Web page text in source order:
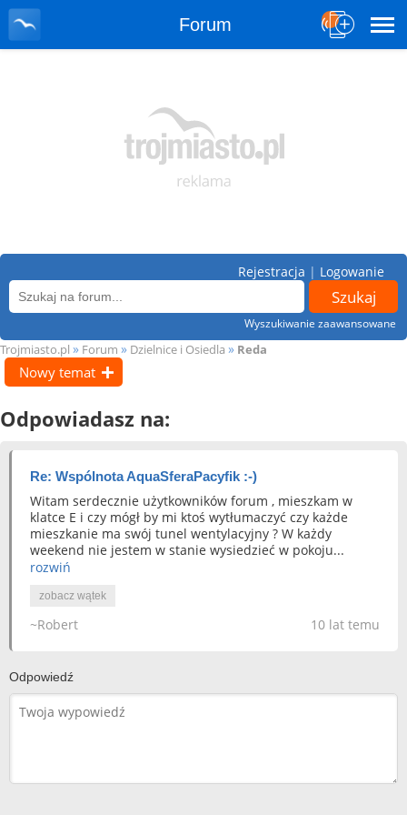
Forum
Wyszukiwanie zaawansowane
Rejestracja | Logowanie
Trojmiasto.pl » Forum » Dzielnice i Osiedla » Reda
Nowy temat
Odpowiadasz na:
Re: Wspólnota AquaSferaPacyfik :-)
Witam serdecznie użytkowników forum , mieszkam w
klatce E i czy mógł by mi ktoś wytłumaczyć czy każde
mieszkanie ma swój tunel wentylacyjny ? W każdy
weekend nie jestem w stanie wysiedzieć w pokoju...
rozwiń
zobacz wątek
10 lat temu
~Robert
Odpowiedź